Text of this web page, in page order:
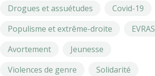
Drogues et assuétudes
Covid-19
Populisme et extrême-droite
EVRAS
Avortement
Jeunesse
Violences de genre
Solidarité